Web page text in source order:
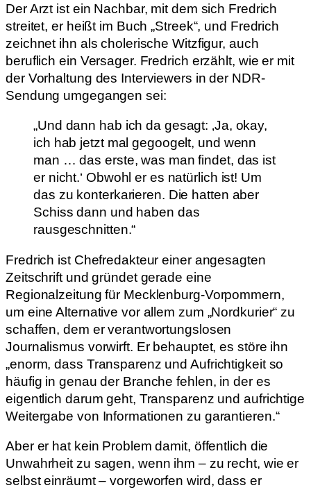
Der Arzt ist ein Nachbar, mit dem sich Fredrich
streitet, er heißt im Buch „Streek“, und Fredrich
zeichnet ihn als cholerische Witzfigur, auch
beruflich ein Versager. Fredrich erzählt, wie er mit
der Vorhaltung des Interviewers in der NDR-
Sendung umgegangen sei:
„Und dann hab ich da gesagt: ‚Ja, okay,
ich hab jetzt mal gegoogelt, und wenn
man … das erste, was man findet, das ist
er nicht.‘ Obwohl er es natürlich ist! Um
das zu konterkarieren. Die hatten aber
Schiss dann und haben das
rausgeschnitten.“
Fredrich ist Chefredakteur einer angesagten
Zeitschrift und gründet gerade eine
Regionalzeitung für Mecklenburg-Vorpommern,
um eine Alternative vor allem zum „Nordkurier“ zu
schaffen, dem er verantwortungslosen
Journalismus vorwirft. Er behauptet, es störe ihn
„enorm, dass Transparenz und Aufrichtigkeit so
häufig in genau der Branche fehlen, in der es
eigentlich darum geht, Transparenz und aufrichtige
Weitergabe von Informationen zu garantieren.“
Aber er hat kein Problem damit, öffentlich die
Unwahrheit zu sagen, wenn ihm – zu recht, wie er
selbst einräumt – vorgeworfen wird, dass er